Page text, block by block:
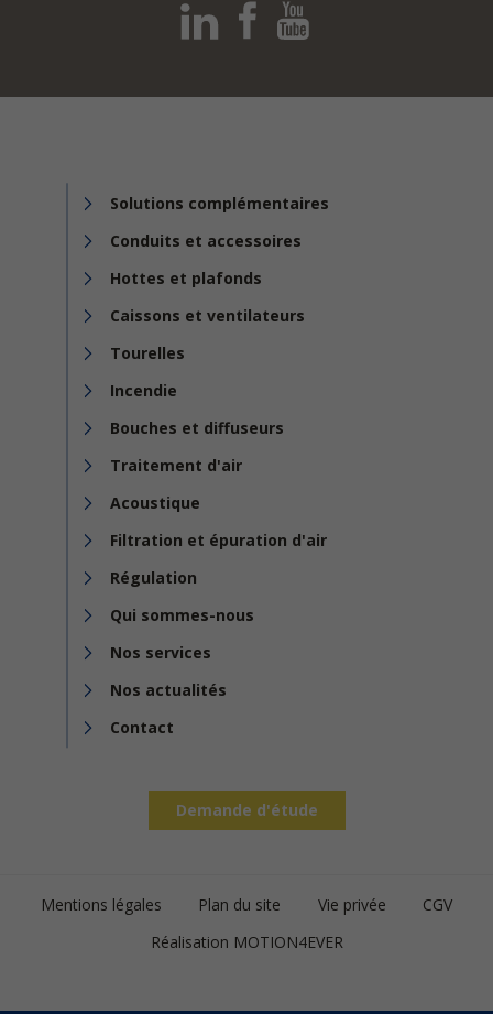
Solutions complémentaires
Conduits et accessoires
Hottes et plafonds
Caissons et ventilateurs
Tourelles
Incendie
Bouches et diffuseurs
Traitement d'air
Acoustique
Filtration et épuration d'air
Régulation
Qui sommes-nous
Nos services
Nos actualités
Contact
Demande d'étude
Footer
Mentions légales Plan du site Vie privée
CGV
Réalisation MOTION4EVER